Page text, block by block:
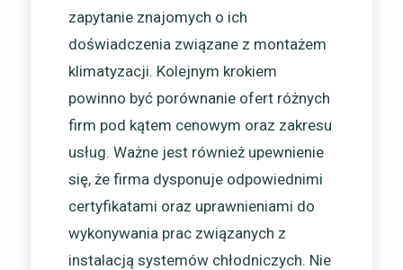
zapytanie znajomych o ich
doświadczenia związane z montażem
klimatyzacji. Kolejnym krokiem
powinno być porównanie ofert różnych
firm pod kątem cenowym oraz zakresu
usług. Ważne jest również upewnienie
się, że firma dysponuje odpowiednimi
certyfikatami oraz uprawnieniami do
wykonywania prac związanych z
instalacją systemów chłodniczych. Nie